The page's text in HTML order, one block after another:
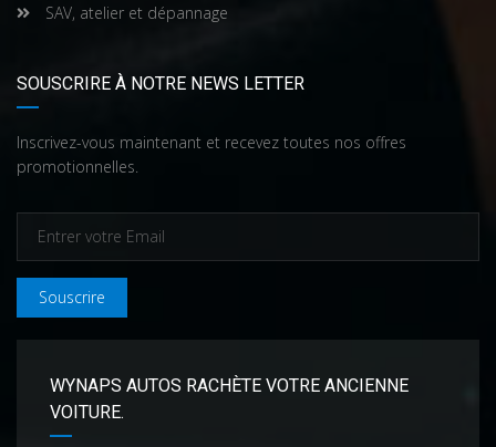
SAV, atelier et dépannage
SOUSCRIRE À NOTRE NEWS LETTER
Inscrivez-vous maintenant et recevez toutes nos offres
promotionnelles.
Souscrire
WYNAPS AUTOS RACHÈTE VOTRE ANCIENNE
VOITURE.